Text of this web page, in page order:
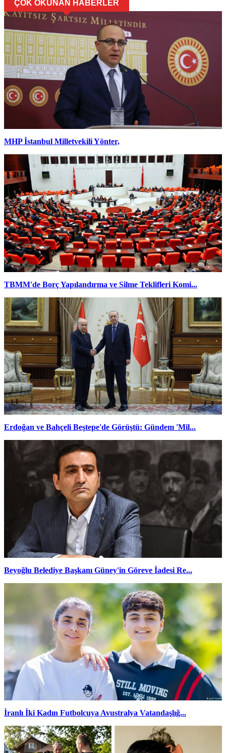
ÇOK OKUNAN HABERLER
MHP İstanbul Milletvekili Yönter,
TBMM'de Borç Yapılandırma ve Silme Teklifleri Komi...
Erdoğan ve Bahçeli Beştepe'de Görüştü: Gündem 'Mil...
Beyoğlu Belediye Başkanı Güney'in Göreve İadesi Re...
İranlı İki Kadın Futbolcuya Avustralya Vatandaşlığ...